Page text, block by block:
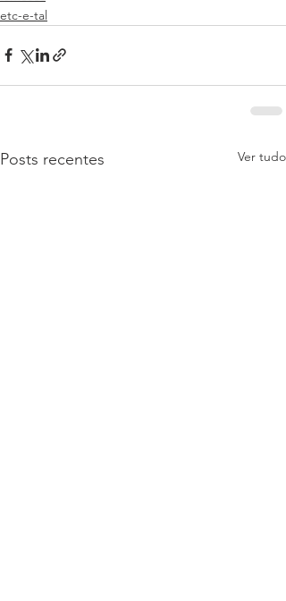
etc-e-tal
Posts recentes Ver tudo